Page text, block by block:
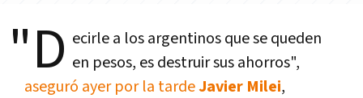
"D ecirle a los argentinos que se queden
en pesos, es destruir sus ahorros",
aseguró ayer por la tardeJavier Milei,